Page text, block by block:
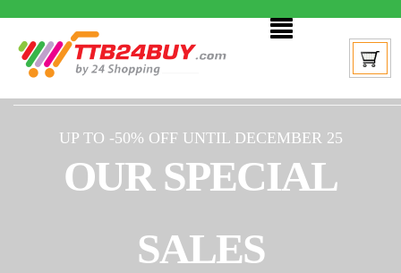
UP TO -50% OFF UNTIL DECEMBER 25
OUR SPECIAL
SALES